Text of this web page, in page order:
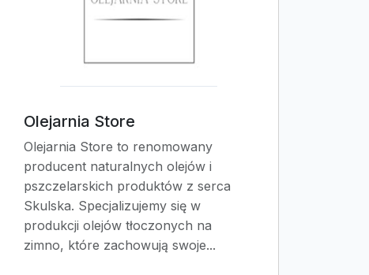
Olejarnia Store
Olejarnia Store to renomowany
producent naturalnych olejów i
pszczelarskich produktów z serca
Skulska. Specjalizujemy się w
produkcji olejów tłoczonych na
zimno, które zachowują swoje...